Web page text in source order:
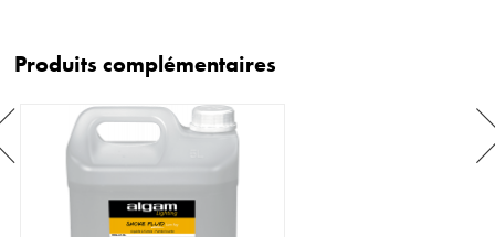
Produits complémentaires